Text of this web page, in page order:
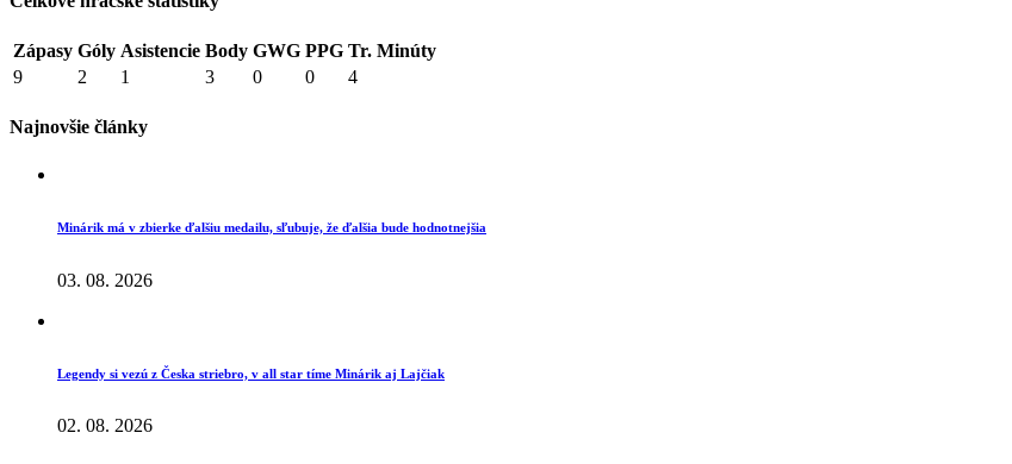
Zápasy Góly Asistencie Body GWG PPG Tr. Minúty
9
2 1 3 0 0 4
Najnovšie články
Minárik má v zbierke ďalšiu medailu, sľubuje, že ďalšia bude hodnotnejšia
03. 08. 2026
Legendy si vezú z Česka striebro, v all star tíme Minárik aj Lajčiak
02. 08. 2026